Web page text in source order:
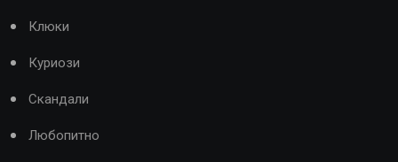
Клюки
Куриози
Скандали
Любопитно